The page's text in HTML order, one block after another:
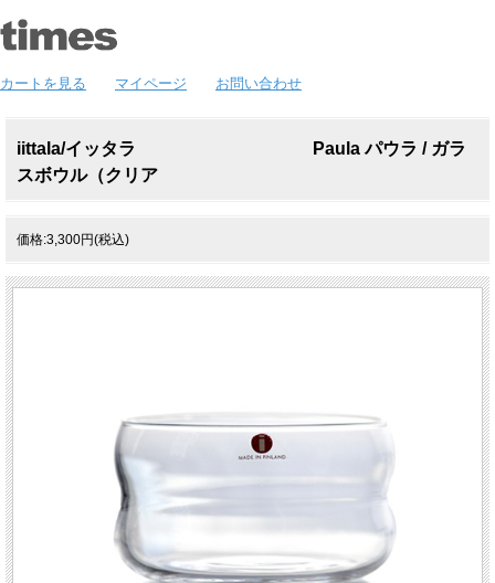
カートを見る マイページ お問い合わせ
iittala/イッタラ Paula パウラ / ガラ
スボウル（クリア
価格:3,300円(税込)